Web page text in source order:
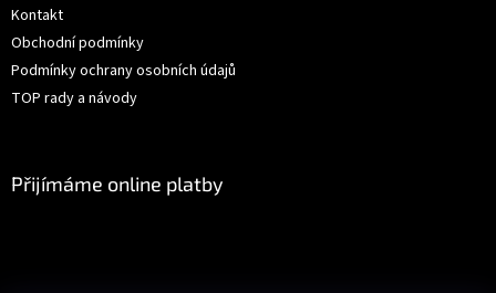
Kontakt
Obchodní podmínky
Podmínky ochrany osobních údajů
TOP rady a návody
Přijímáme online platby